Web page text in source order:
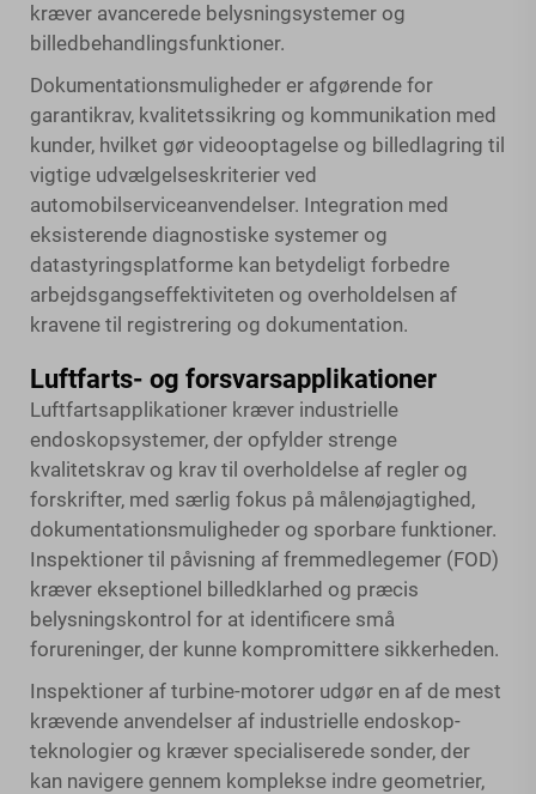
kræver avancerede belysningsystemer og
billedbehandlingsfunktioner.
Dokumentationsmuligheder er afgørende for
garantikrav, kvalitetssikring og kommunikation med
kunder, hvilket gør videooptagelse og billedlagring til
vigtige udvælgelseskriterier ved
automobilserviceanvendelser. Integration med
eksisterende diagnostiske systemer og
datastyringsplatforme kan betydeligt forbedre
arbejdsgangseffektiviteten og overholdelsen af
kravene til registrering og dokumentation.
Luftfarts- og forsvarsapplikationer
Luftfartsapplikationer kræver industrielle
endoskopsystemer, der opfylder strenge
kvalitetskrav og krav til overholdelse af regler og
forskrifter, med særlig fokus på målenøjagtighed,
dokumentationsmuligheder og sporbare funktioner.
Inspektioner til påvisning af fremmedlegemer (FOD)
kræver ekseptionel billedklarhed og præcis
belysningskontrol for at identificere små
forureninger, der kunne kompromittere sikkerheden.
Inspektioner af turbine-motorer udgør en af de mest
krævende anvendelser af industrielle endoskop-
teknologier og kræver specialiserede sonder, der
kan navigere gennem komplekse indre geometrier,